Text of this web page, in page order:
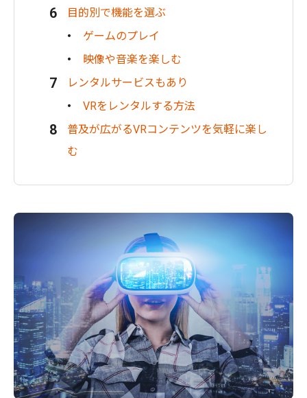
目的別で機能を選ぶ
ゲームのプレイ
映像や音楽を楽しむ
レンタルサービスもあり
VRをレンタルする方法
普及が広がるVRコンテンツを気軽に楽し
む